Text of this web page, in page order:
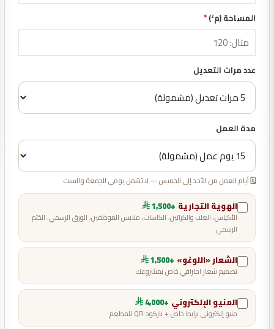
المساحة (م²) *
عدد مرات التعديل
مدة العمل
🗓️ أيام العمل من الأحد إلى الخميس — لا تشمل يومي الجمعة والسبت.
الهوية التجارية +1,500
الأكياس، العلب والكراتين، الكاسات، ملابس الموظفين، الورق الرسمي، الختم
الرسمي
الشعار «اللوغو» +1,500
تصميم شعار احترافي خاص بمشروعك
المنيو الإلكتروني +4,000
منيو إلكتروني برابط خاص + باركود QR للمطعم